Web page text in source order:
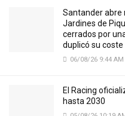
Santander abre
Jardines de
cerrados por
duplicó su coste
06/08/26 9:44 AM
El Racing
hasta 2030